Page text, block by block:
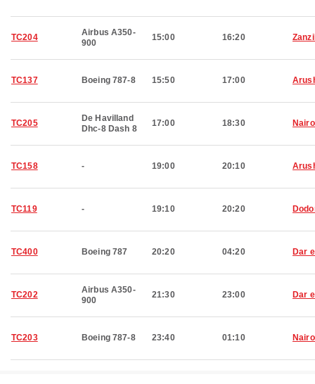
TC204
Airbus A350-
900
15:00 16:20
TC137 Boeing 787-8 15:50 17:00
TC205
De Havilland
Dhc-8 Dash 8
17:00 18:30
TC158 - 19:00 20:10
TC119 - 19:10 20:20
TC400 Boeing 787 20:20 04:20 Dar
TC202
Airbus A350-
900
21:30 23:00 Dar
TC203 Boeing 787-8 23:40 01:10